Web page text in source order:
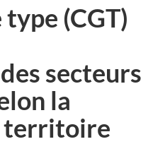
(CGT)
secteurs
la
territoire